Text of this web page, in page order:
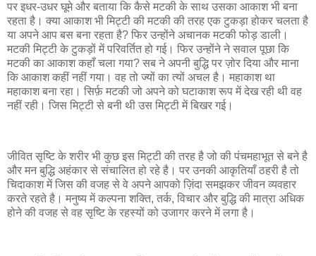
पर इधर-उधर घूमे और बताया कि कैसे मटकी के साथ उसका आकाश भी बना
रहता है। क्या आकाश भी मिट्टी की मटकी की तरह एक टुकड़ा होकर चलता है
या अपने आप बस बना रहता है? फिर उन्होंने अचानक मटकी फोड़ डाली।
मटकी मिट्टी के टुकड़ों में परिवर्तित हो गई। फिर उन्होंने ने सवाल पूछा कि
मटकी का आकाश कहाँ चला गया? सब ने अपनी बुद्धि पर ज़ोर दिया और माना
कि आकाश कहीं नहीं गया। वह तो ज्यों का त्यों अचल है। महाकाश था
महाकाश बना रहा। सिर्फ़ मटकी जो अपने को घटाकाश रूप में देख रही थी वह
नहीं रही। जिस मिट्टी से बनी थी उस मिट्टी में बिखर गई।
जीवित सृष्टि के शरीर भी कुछ इस मिट्टी की तरह है जो की पंचमहाभूत से बने है
और मन बुद्धि अहंकार से संचालित हो रहे है। पर उनकी आकृतियाँ ठहरी है तो
चिदाकाश में जिस की वजह से वे अपने आपको ज़िंदा समझकर जीवन व्यवहार
करते रहते है। मनुष्य में कल्पना शक्ति, तर्क, विचार और बुद्धि की मात्रा अधिक
होने की वजह से वह सृष्टि के रहस्यों को उजागर करने में लगा है।